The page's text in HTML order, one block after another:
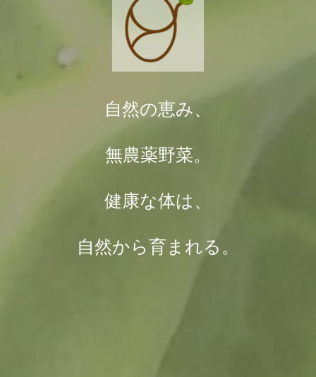
自然の恵み、
無農薬野菜。
健康な体は、
自然から育まれる。